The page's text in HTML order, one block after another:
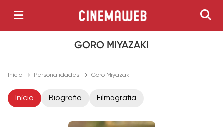
GORO MIYAZAKI
Início Personalidades Goro Miyazaki
Início Biografia Filmografia